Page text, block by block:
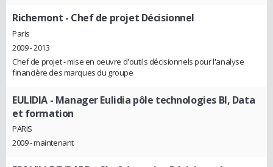
Richemont - Chef de projet Décisionnel
Paris
2009 - 2013
Chef de projet - mise en oeuvre d'outils décisionnels pour l'analyse
financière des marques du groupe
EULIDIA - Manager Eulidia pôle technologies BI, Data
et formation
PARIS
2009 - maintenant